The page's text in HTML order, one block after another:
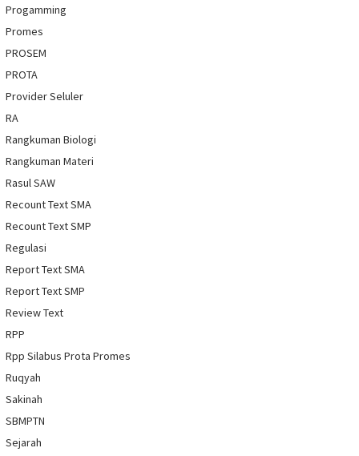
Progamming
Promes
PROSEM
PROTA
Provider Seluler
RA
Rangkuman Biologi
Rangkuman Materi
Rasul SAW
Recount Text SMA
Recount Text SMP
Regulasi
Report Text SMA
Report Text SMP
Review Text
RPP
Rpp Silabus Prota Promes
Ruqyah
Sakinah
SBMPTN
Sejarah